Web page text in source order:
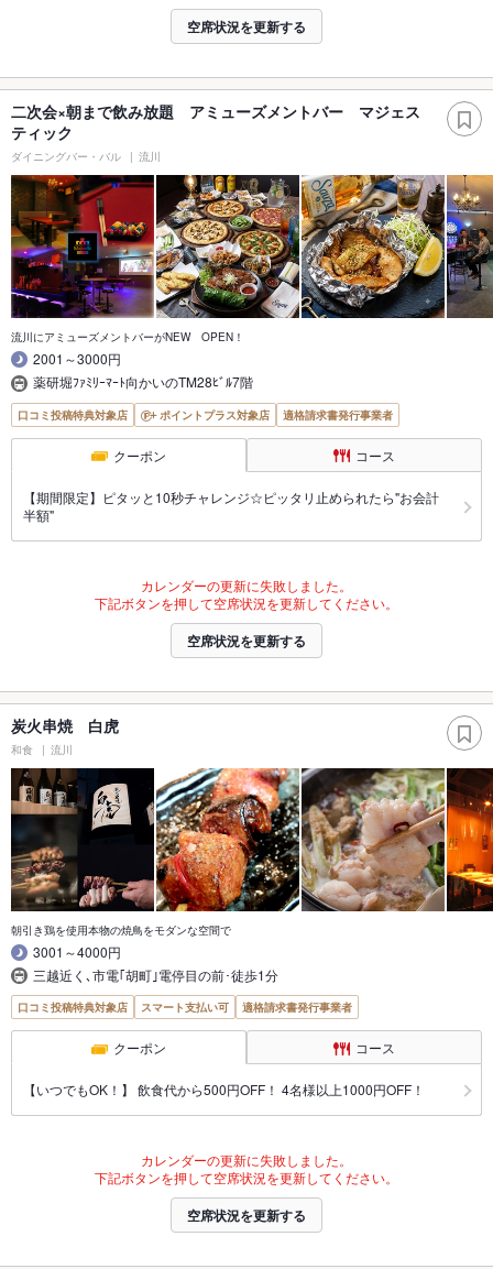
空席状況を更新する
二次会×朝まで飲み放題 アミューズメントバー マジェス
ティック
ダイニングバー・バル 流川
流川にアミューズメントバーがNEW OPEN！
2001～3000円
薬研堀ﾌｧﾐﾘｰﾏｰﾄ向かいのTM28ﾋﾞﾙ7階
口コミ投稿特典対象店 ポイントプラス対象店 適格請求書発行事業者
クーポン コース
【期間限定】ピタッと10秒チャレンジ☆ピッタリ止められたら"お会計
半額"
カレンダーの更新に失敗しました。
下記ボタンを押して空席状況を更新してください。
空席状況を更新する
炭火串焼 白虎
和食 流川
朝引き鶏を使用本物の焼鳥をモダンな空間で
3001～4000円
三越近く､市電｢胡町｣電停目の前･徒歩1分
口コミ投稿特典対象店 スマート支払い可 適格請求書発行事業者
クーポン コース
【いつでもOK！】 飲食代から500円OFF！ 4名様以上1000円OFF！
カレンダーの更新に失敗しました。
下記ボタンを押して空席状況を更新してください。
空席状況を更新する